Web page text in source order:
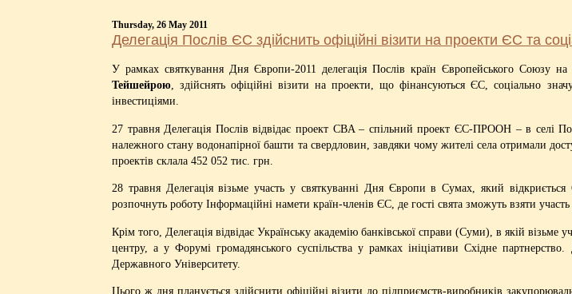
Thursday, 26 May 2011
Делегація Послів ЄС здійснить офіційні візити на проекти ЄС та
У рамках святкування Дня Європи-2011 делегація Послів країн Європейського Союзу
Тейшейрою, здійснять офіційні візити на проекти, що фінансуються ЄС, соціально
інвестиціями.
27 травня Делегація Послів відвідає проект CBA – спільний проект ЄС-ПРООН – в селі
належного стану водонапірної башти та свердловин, завдяки чому жителі села отримали
проектів склала 452 052 тис. грн.
28 травня Делегація візьме участь у святкуванні Дня Європи в Сумах, який
розпочнуть роботу Інформаційні намети країн-членів ЄС, де гості свята зможуть взяти
Крім того, Делегація відвідає Українську академію банківської справи (Суми), в якій
центру, а у Форумі громадянського суспільства у рамках ініціативи Східне
Державного Університету.
Цього ж дня планується здійснити офіційні візити до підприємств-виробників